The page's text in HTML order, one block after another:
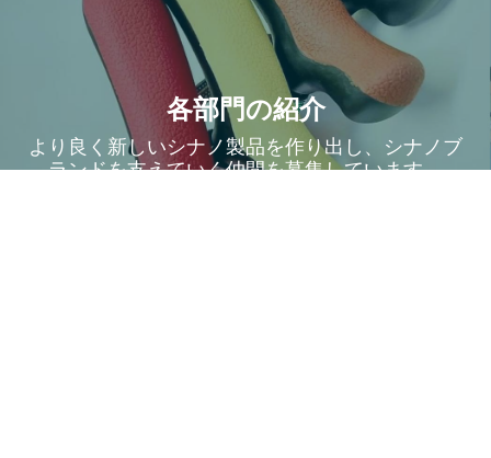
各部門の紹介
より良く新しいシナノ製品を作り出し、シナノブ
ランドを支えていく仲間を募集しています。